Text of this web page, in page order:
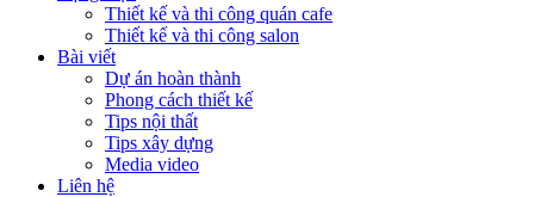
Thiết kế và thi công quán cafe
Thiết kế và thi công salon
Bài viết
Dự án hoàn thành
Phong cách thiết kế
Tips nội thất
Tips xây dựng
Media video
Liên hệ